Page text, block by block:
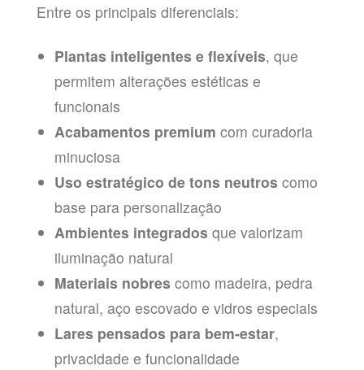
Entre os principais diferenciais:
Plantas inteligentes e flexíveis, que
permitem alterações estéticas e
funcionais
Acabamentos premium com curadoria
minuciosa
Uso estratégico de tons neutros como
base para personalização
Ambientes integrados que valorizam
iluminação natural
Materiais nobres como madeira, pedra
natural, aço escovado e vidros especiais
Lares pensados para bem-estar,
privacidade e funcionalidade